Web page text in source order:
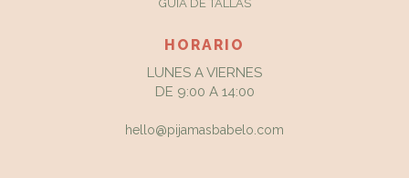
GUÍA DE TALLAS
HORARIO
LUNES A VIERNES
DE 9:00 A 14:00
hello@pijamasbabelo.com